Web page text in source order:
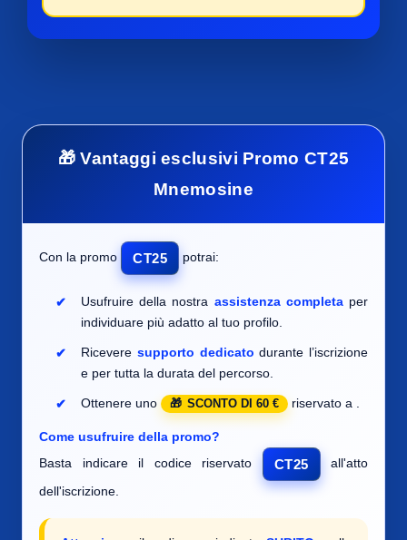
🎁 Vantaggi esclusivi Promo CT25
Mnemosine
Con la promo CT25 potrai:
Usufruire della nostra assistenza completaper
individuare più adatto al tuo profilo.
Ricevere supporto dedicato durante l’iscrizione
e per tutta la durata del percorso.
Ottenere uno SCONTO DI 60 € riservato a
Come usufruire della promo?
Basta indicare il codice riservato
CT25
all'atto
dell'iscrizione.